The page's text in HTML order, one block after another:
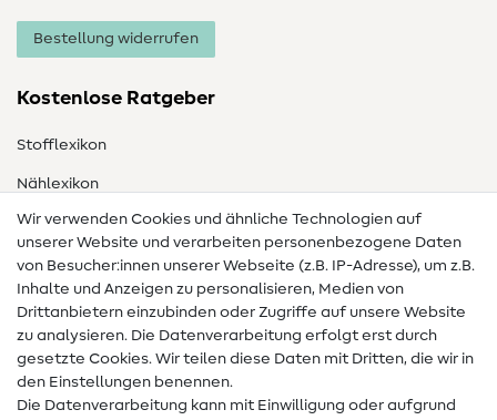
Bestellung widerrufen
Kostenlose Ratgeber
Stofflexikon
Nählexikon
Nähanleitungen
Hilfe & Kontakt
Kontakt
Infos zum Betreiberwechsel
FAQ
Wir verwenden Cookies und ähnliche Technologien auf
unserer Website und verarbeiten personenbezogene Daten
von Besucher:innen unserer Webseite (z.B. IP-Adresse), um z.B.
Inhalte und Anzeigen zu personalisieren, Medien von
Drittanbietern einzubinden oder Zugriffe auf unsere Website
zu analysieren. Die Datenverarbeitung erfolgt erst durch
gesetzte Cookies. Wir teilen diese Daten mit Dritten, die wir in
den Einstellungen benennen.
Die Datenverarbeitung kann mit Einwilligung oder aufgrund